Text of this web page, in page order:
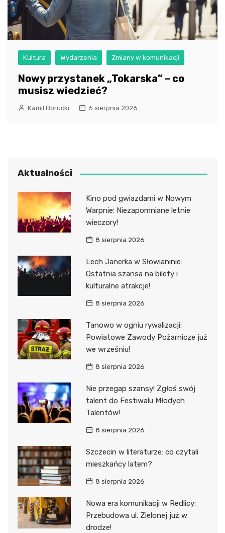
Kultura Wydarzenia Zmiany w komunikacji
Nowy przystanek „Tokarska” – co
musisz wiedzieć?
Kamil Borucki 6 sierpnia 2026
Aktualności
Kino pod gwiazdami w Nowym
Warpnie: Niezapomniane letnie
wieczory!
8 sierpnia 2026
Lech Janerka w Słowianinie:
Ostatnia szansa na bilety i
kulturalne atrakcje!
8 sierpnia 2026
Tanowo w ogniu rywalizacji:
Powiatowe Zawody Pożarnicze już
we wrześniu!
8 sierpnia 2026
Nie przegap szansy! Zgłoś swój
talent do Festiwalu Młodych
Talentów!
8 sierpnia 2026
Szczecin w literaturze: co czytali
mieszkańcy latem?
8 sierpnia 2026
Nowa era komunikacji w Redlicy:
Przebudowa ul. Zielonej już w
drodze!